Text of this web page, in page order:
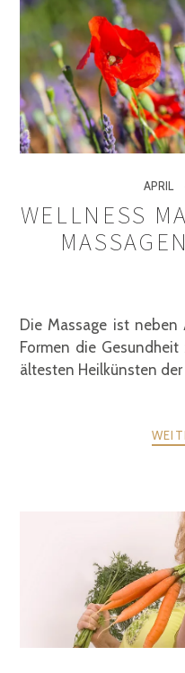
APRIL
WELLNESS
Die Massage ist neben
Formen die
ältesten Heilkünsten der